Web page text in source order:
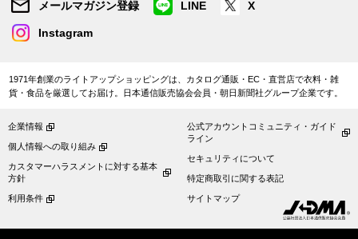
集
すべて見る
その他
メールマガジン登録 LINE X
Instagram
1971年創業のライトアップショッピングは、カタログ通販・EC・直営店で衣料・雑
貨・食品を厳選してお届け。日本通信販売協会会員・朝日新聞社グループ企業です。
企業情報
個人情報への取り組み
カスタマーハラスメントに対する基本
方針
利用条件
公式アカウントコミュニティ・ガイド
ライン
セキュリティについて
特定商取引に関する表記
サイトマップ